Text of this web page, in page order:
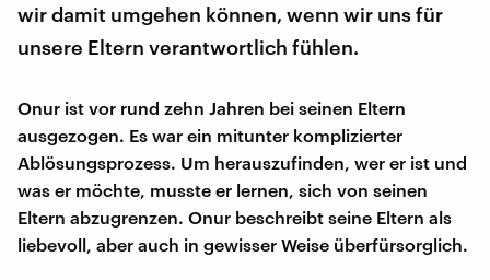
wir damit umgehen können, wenn wir uns für
unsere Eltern verantwortlich fühlen.
Onur ist vor rund zehn Jahren bei seinen Eltern
ausgezogen. Es war ein mitunter komplizierter
Ablösungsprozess. Um herauszufinden, wer er ist und
was er möchte, musste er lernen, sich von seinen
Eltern abzugrenzen. Onur beschreibt seine Eltern als
liebevoll, aber auch in gewisser Weise überfürsorglich.